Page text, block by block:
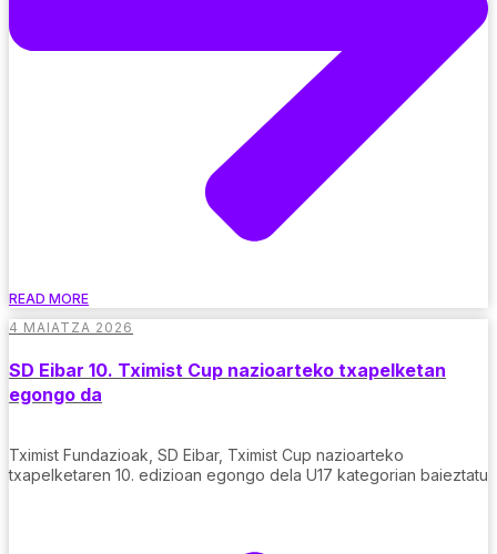
READ MORE
4 MAIATZA 2026
SD Eibar 10. Tximist Cup nazioarteko txapelketan
egongo da
Tximist Fundazioak, SD Eibar, Tximist Cup nazioarteko
txapelketaren 10. edizioan egongo dela U17 kategorian baieztatu